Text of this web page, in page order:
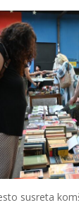
susreta